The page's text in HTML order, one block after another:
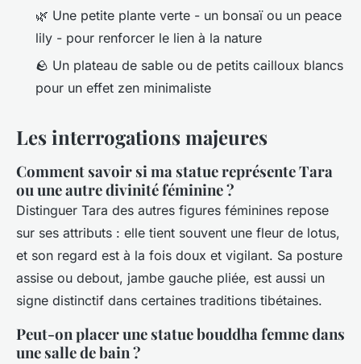
🌿 Une petite plante verte - un bonsaï ou un peace
lily - pour renforcer le lien à la nature
🪨 Un plateau de sable ou de petits cailloux blancs
pour un effet zen minimaliste
Les interrogations majeures
Comment savoir si ma statue représente Tara
ou une autre divinité féminine ?
Distinguer Tara des autres figures féminines repose
sur ses attributs : elle tient souvent une fleur de lotus,
et son regard est à la fois doux et vigilant. Sa posture
assise ou debout, jambe gauche pliée, est aussi un
signe distinctif dans certaines traditions tibétaines.
Peut-on placer une statue bouddha femme dans
une salle de bain ?